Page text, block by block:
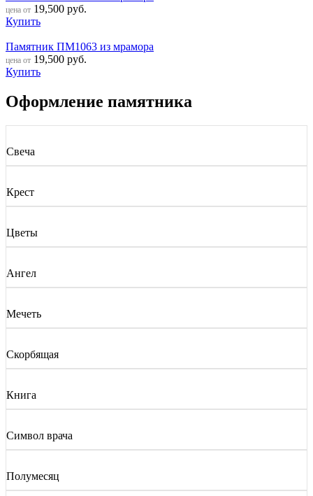
цена от 19,500 руб.
Купить
Памятник ПМ1063 из мрамора
цена от 19,500 руб.
Купить
Оформление памятника
Свеча
Крест
Цветы
Ангел
Мечеть
Скорбящая
Книга
Символ врача
Полумесяц